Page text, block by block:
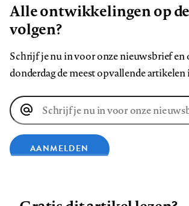
Alle ontwikkelingen op
volgen?
Schrijf je nu in voor onze nieuwsbrief en
donderdag de meest opvallende
E-
mailadres
AANMELDEN